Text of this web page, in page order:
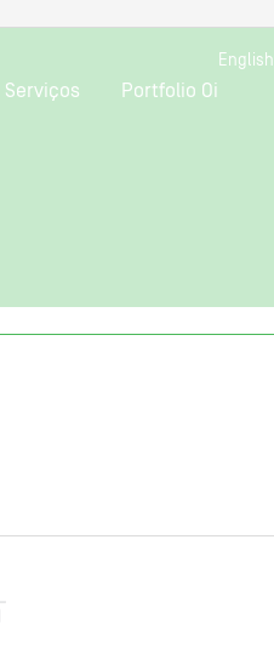
English
Serviços Portfolio Oi